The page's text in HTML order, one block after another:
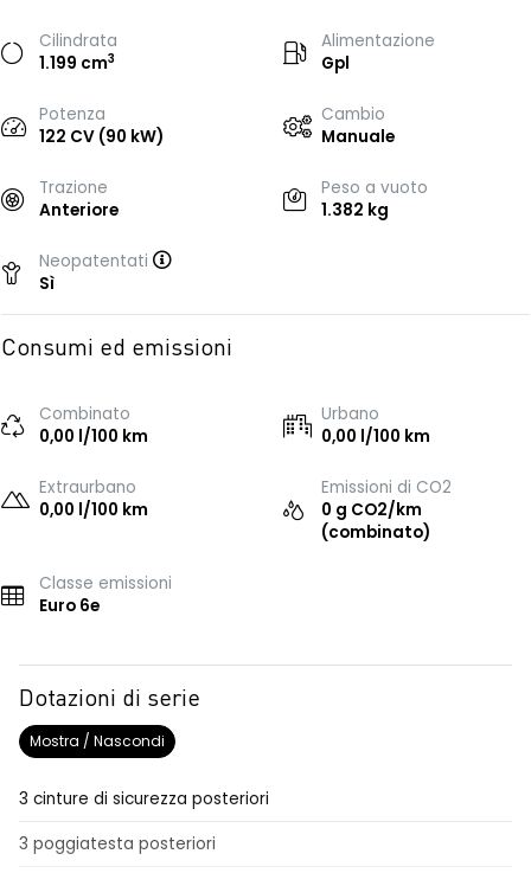
Cilindrata
1.199 cm3
Alimentazione
Gpl
Potenza
122 CV (90 kW)
Cambio
Manuale
Trazione
Anteriore
Peso a vuoto
1.382 kg
Neopatentati
Sì
Consumi ed emissioni
Combinato
0,00 l/100 km
Urbano
0,00 l/100 km
Extraurbano
0,00 l/100 km
Emissioni di CO2
0 g CO2/km
(combinato)
Classe emissioni
Euro 6e
Dotazioni di serie
Mostra / Nascondi
3 cinture di sicurezza posteriori
3 poggiatesta posteriori